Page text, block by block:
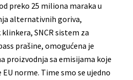
preko 25 miliona maraka u
alternativnih goriva,
SNCR sistem za
prašine, omogućena je
proizvodnja sa emisijama koje
norme. Time smo se ujedno